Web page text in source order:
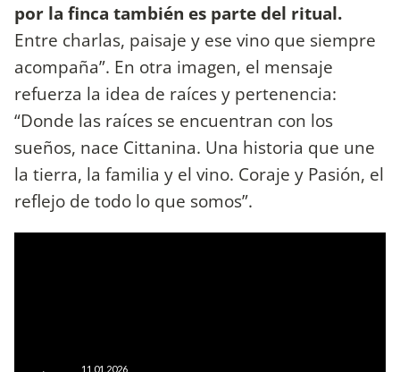
por la finca también es parte del ritual.
Entre charlas, paisaje y ese vino que siempre
acompaña”. En otra imagen, el mensaje
refuerza la idea de raíces y pertenencia:
“Donde las raíces se encuentran con los
sueños, nace Cittanina. Una historia que une
la tierra, la familia y el vino. Coraje y Pasión, el
reflejo de todo lo que somos”.